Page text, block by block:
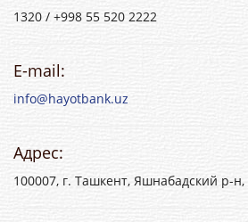
1320 / +998 55 520 2222
E-mail:
info@hayotbank.uz
Адрес:
100007, г. Ташкент, Яшнабадский р-н,